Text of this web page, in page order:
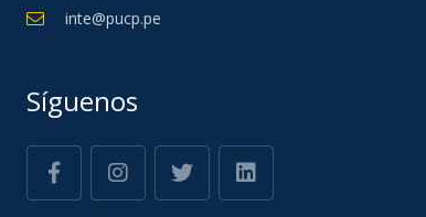
inte@pucp.pe
Síguenos